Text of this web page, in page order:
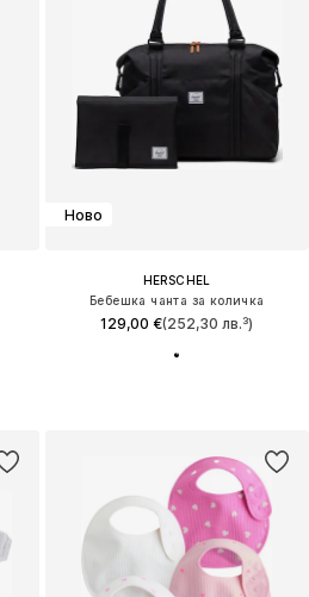
Ново
HERSCHEL
Бебешка чанта за количка
129,00 €(252,30 лв.³)